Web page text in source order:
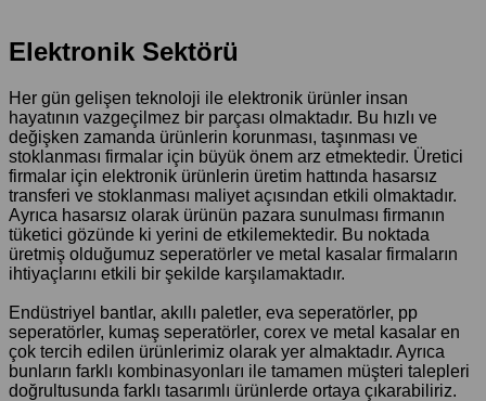
Elektronik Sektörü
Her gün gelişen teknoloji ile elektronik ürünler insan
hayatının vazgeçilmez bir parçası olmaktadır. Bu hızlı ve
değişken zamanda ürünlerin korunması, taşınması ve
stoklanması firmalar için büyük önem arz etmektedir. Üretici
firmalar için elektronik ürünlerin üretim hattında hasarsız
transferi ve stoklanması maliyet açısından etkili olmaktadır.
Ayrıca hasarsız olarak ürünün pazara sunulması firmanın
tüketici gözünde ki yerini de etkilemektedir. Bu noktada
üretmiş olduğumuz seperatörler ve metal kasalar firmaların
ihtiyaçlarını etkili bir şekilde karşılamaktadır.
Endüstriyel bantlar, akıllı paletler, eva seperatörler, pp
seperatörler, kumaş seperatörler, corex ve metal kasalar en
çok tercih edilen ürünlerimiz olarak yer almaktadır. Ayrıca
bunların farklı kombinasyonları ile tamamen müşteri talepleri
doğrultusunda farklı tasarımlı ürünlerde ortaya çıkarabiliriz.